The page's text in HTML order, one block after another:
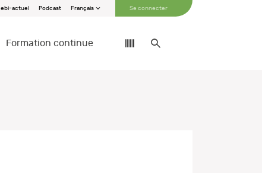
ebi-actuel Podcast Français Se connecter
Formation continue